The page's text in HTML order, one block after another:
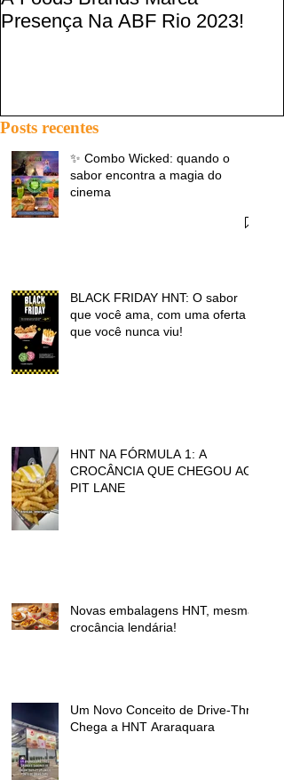
Presença Na ABF Rio 2023!
Posts recentes
✨ Combo Wicked: quando o
sabor encontra a magia do
cinema
BLACK FRIDAY HNT: O sabor
que você ama, com uma oferta
que você nunca viu!
HNT NA FÓRMULA 1: A
CROCÂNCIA QUE CHEGOU AO
PIT LANE
Novas embalagens HNT, mesma
crocância lendária!
Um Novo Conceito de Drive-Thru
Chega a HNT Araraquara